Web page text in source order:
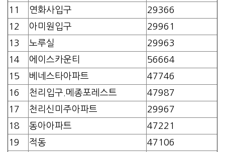
11
연화사입구
29366
12
아미원입구
29961
13
노루실
29963
14
에이스카운티
56664
15
베네스타아파트
47746
16
천리입구.메종포레스트
47987
17
천리신미주아파트
29967
18
동아아파트
47221
19
적동 47106